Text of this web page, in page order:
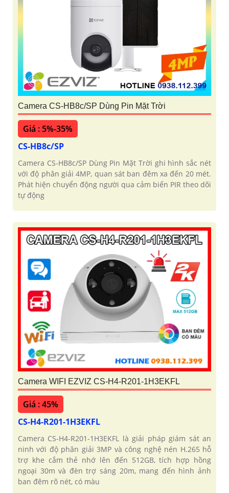
Camera CS-HB8c/SP Dùng Pin Mặt Trời
Giá : 5%-35%
CS-HB8c/SP
Camera CS-HB8c/SP Dùng Pin Mặt Trời ghi hình sắc nét
với độ phân giải 4MP, quan sát ban đêm xa đến 20 mét.
Phát hiện chuyển động người qua cảm biến PIR theo dõi
tự động
Camera WIFI EZVIZ CS-H4-R201-1H3EKFL
Giá : 45%
CS-H4-R201-1H3EKFL
Camera CS-H4-R201-1H3EKFL là giải pháp giám sát an
ninh với độ phân giải 3MP và công nghệ nén H.265 hỗ
trợ khe cắm thẻ nhớ lên đến 512GB, tích hợp hồng
ngoại 30m và đèn trợ sáng 20m, mang đến hình ảnh
ban đêm rõ nét, có màu